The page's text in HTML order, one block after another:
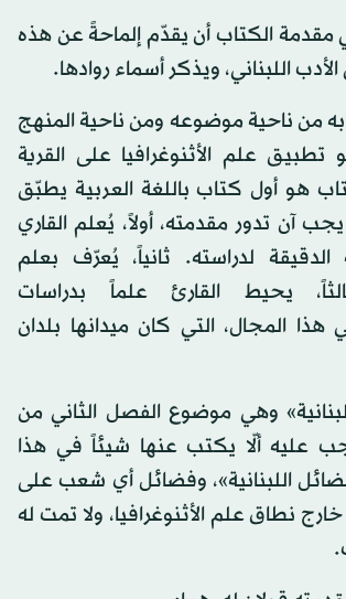
مقدمة الكتاب أن يقدّم إلماحةً عن هذه
اللبناني، ويذكر أسماء روادها.
من ناحية موضوعه ومن ناحية المنهج
تطبيق علم الأثنوغرافيا على القرية
هو أول كتاب باللغة العربية يطبّق
آن تدور مقدمته، أولاً، يُعلم القاري
الدقيقة لدراسته. ثانياً، يُعرّف بعلم
ثالثاً، يحيط القارئ علماً بدراسات
المجال، التي كان ميدانها بلدان
وهي موضوع الفصل الثاني من
عليه ألّا يكتب عنها شيئاً في هذا
اللبنانية»، وفضائل أي شعب على
نطاق علم الأثنوغرافيا، ولا تمت له